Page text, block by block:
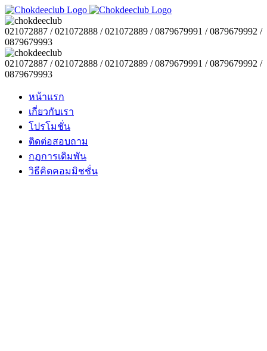
021072887 / 021072888 / 021072889 / 0879679991 / 0879679992 /
0879679993
021072887 / 021072888 / 021072889 / 0879679991 / 0879679992 /
0879679993
หน้าแรก
เกี่ยวกับเรา
โปรโมชั่น
ติดต่อสอบถาม
กฏการเดิมพัน
วิธีคิดคอมมิชชั่น